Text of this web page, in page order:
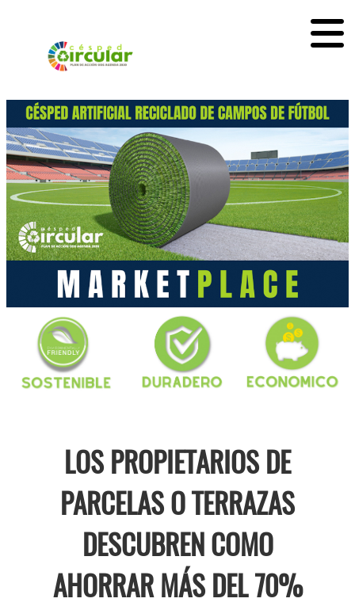
LOS PROPIETARIOS DE
PARCELAS O TERRAZAS
DESCUBREN COMO
AHORRAR MÁS DEL 70%